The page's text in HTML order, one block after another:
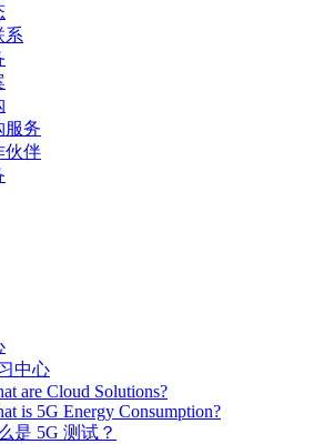
系
服务
伙伴
中心
are Cloud Solutions?
is 5G Energy Consumption?
是 5G 测试？